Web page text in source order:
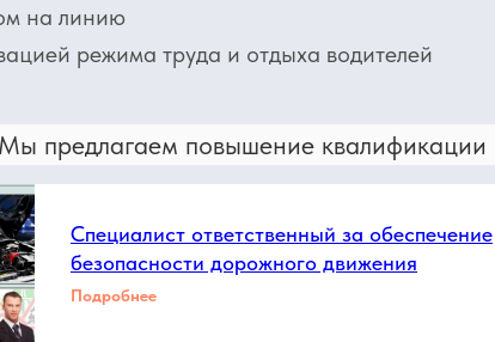
на линию
режима труда и отдыха водителей
Мы предлагаем повышение квалификации
Специалист ответственный за обеспечение
безопасности дорожного движения
Подробнее